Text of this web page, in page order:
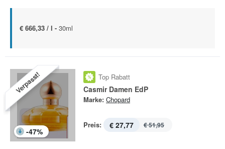
€ 666,33 / l - 30ml
Verpasst!
-47%
Top Rabatt
Casmir Damen EdP
Marke: Chopard
Preis: € 27,77 € 51,95